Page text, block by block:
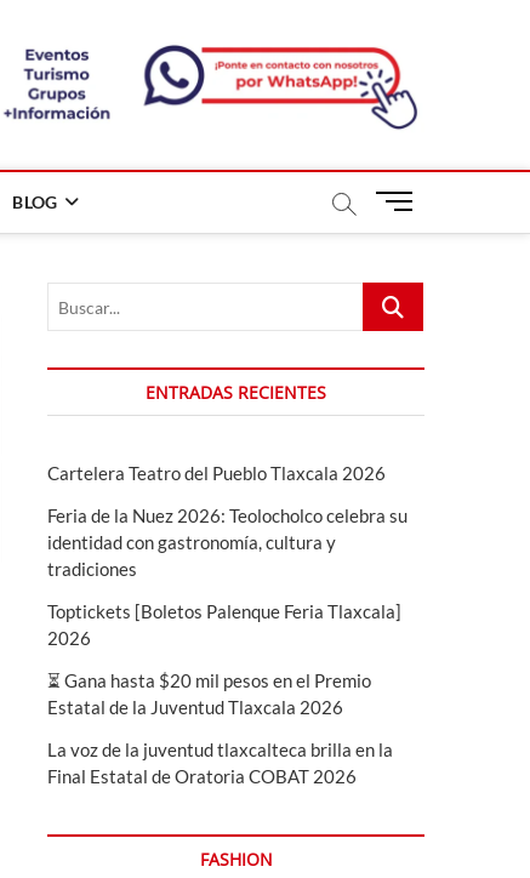
BLOG
B
ó
n
d
e
Buscar...
ENTRADAS RECIENTES
Cartelera Teatro del Pueblo Tlaxcala 2026
Feria de la Nuez 2026: Teolocholco celebra su
identidad con gastronomía, cultura y
tradiciones
Toptickets [Boletos Palenque Feria Tlaxcala]
2026
⏳ Gana hasta $20 mil pesos en el Premio
Estatal de la Juventud Tlaxcala 2026
La voz de la juventud tlaxcalteca brilla en la
Final Estatal de Oratoria COBAT 2026
FASHION